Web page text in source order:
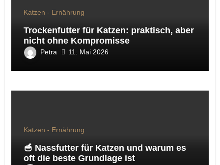
Katzen - Ernährung
Trockenfutter für Katzen: praktisch, aber
nicht ohne Kompromisse
Petra 11. Mai 2026
Katzen - Ernährung
🥣 Nassfutter für Katzen und warum es
oft die beste Grundlage ist